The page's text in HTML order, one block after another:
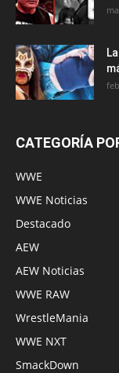
CATEGORÍA
WWE
WWE Noticias
Destacado
AEW
AEW Noticias
WWE RAW
WrestleMania
WWE NXT
SmackDown